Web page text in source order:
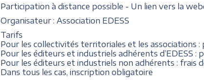
Participation à distance possible - Un lien vers la
Organisateur : Association EDESS
Tarifs
Pour les collectivités territoriales et les associations
Pour les éditeurs et industriels adhérents d’EDESS
Pour les éditeurs et industriels non adhérents : frais
Dans tous les cas, inscription obligatoire